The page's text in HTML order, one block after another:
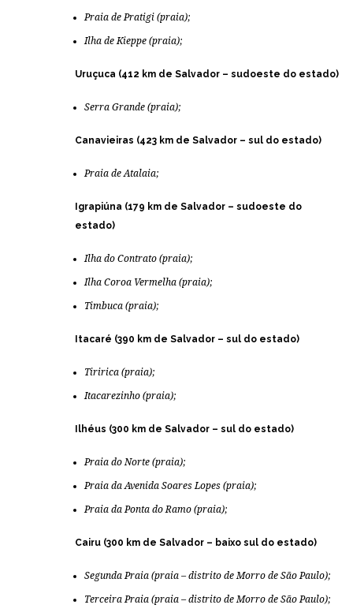
Praia de Pratigi (praia);
Ilha de Kieppe (praia);
Uruçuca (412 km de Salvador – sudoeste do estado)
Serra Grande (praia);
Canavieiras (423 km de Salvador – sul do estado)
Praia de Atalaia;
Igrapiúna (179 km de Salvador – sudoeste do
estado)
Ilha do Contrato (praia);
Ilha Coroa Vermelha (praia);
Timbuca (praia);
Itacaré (390 km de Salvador – sul do estado)
Tiririca (praia);
Itacarezinho (praia);
Ilhéus (300 km de Salvador – sul do estado)
Praia do Norte (praia);
Praia da Avenida Soares Lopes (praia);
Praia da Ponta do Ramo (praia);
Cairu (300 km de Salvador – baixo sul do estado)
Segunda Praia (praia – distrito de Morro de São Paulo);
Terceira Praia (praia – distrito de Morro de São Paulo);